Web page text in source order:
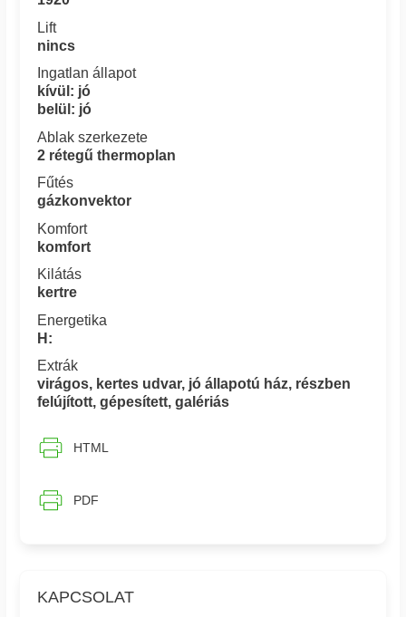
KAPCSOLAT
Lift
nincs
Ingatlan állapot
kívül: jó
belül: jó
Ablak szerkezete
2 rétegű thermoplan
Fűtés
gázkonvektor
Komfort
komfort
Kilátás
kertre
Energetika
H:
Extrák
virágos, kertes udvar, jó állapotú ház, részben
felújított, gépesített, galériás
HTML
PDF